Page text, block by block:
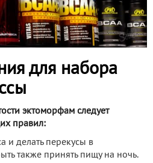
для набора
эктоморфам следует
правил:
и делать перекусы в
также принять пищу на ночь.